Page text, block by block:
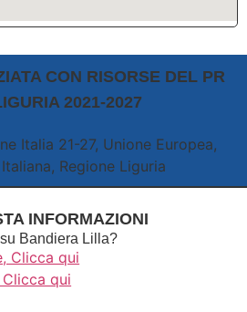
CON RISORSE DEL PR
2021-2027
INFORMAZIONI
Bandiera Lilla?
Clicca qui
qui